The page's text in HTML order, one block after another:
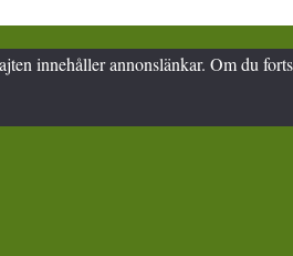
innehåller annonslänkar. Om du